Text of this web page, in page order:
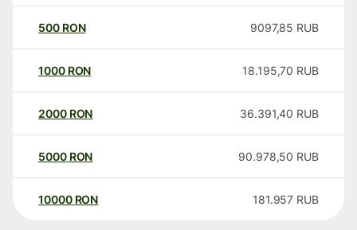
500 RON 9097,85 RUB
1000 RON 18.195,70 RUB
2000 RON 36.391,40 RUB
5000 RON 90.978,50 RUB
10000 RON 181.957 RUB